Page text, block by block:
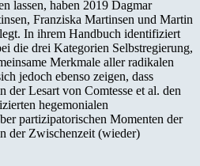
lassen, haben 2019 Dagmar
Franziska Martinsen und Martin
In ihrem Handbuch identifiziert
die drei Kategorien Selbstregierung,
Merkmale aller radikalen
jedoch ebenso zeigen, dass
der Lesart von Comtesse et al. den
hegemonialen
partizipatorischen Momenten der
der Zwischenzeit (wieder)